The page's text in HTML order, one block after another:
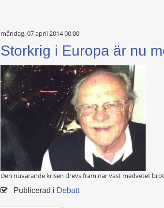
måndag, 07 april 2014 00:00
Storkrig i Europa är nu
Den nuvarande krisen drevs fram när väst medvetet
Publicerad i Debatt